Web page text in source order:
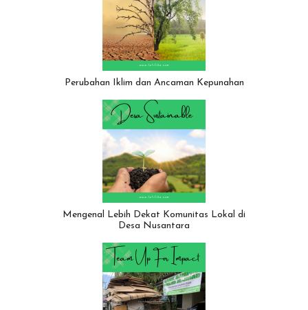
Perubahan Iklim dan Ancaman Kepunahan
Mengenal Lebih Dekat Komunitas Lokal di
Desa Nusantara